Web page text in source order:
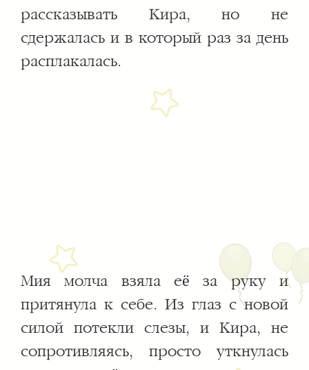
рассказывать Кира, но не
сдержалась и в который раз за день
расплакалась.
Мия молча взяла её за руку и
притянула к себе. Из глаз с новой
силой потекли слезы, и Кира, не
сопротивляясь, просто уткнулась